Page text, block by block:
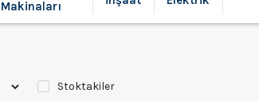
Makinaları
Stoktakiler